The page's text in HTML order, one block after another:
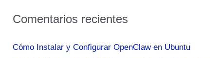
Comentarios recientes
Cómo Instalar y Configurar OpenClaw en Ubuntu